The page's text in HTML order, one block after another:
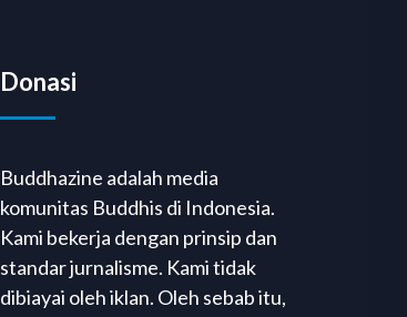
Donasi
Buddhazine adalah media
komunitas Buddhis di Indonesia.
Kami bekerja dengan prinsip dan
standar jurnalisme. Kami tidak
dibiayai oleh iklan. Oleh sebab itu,